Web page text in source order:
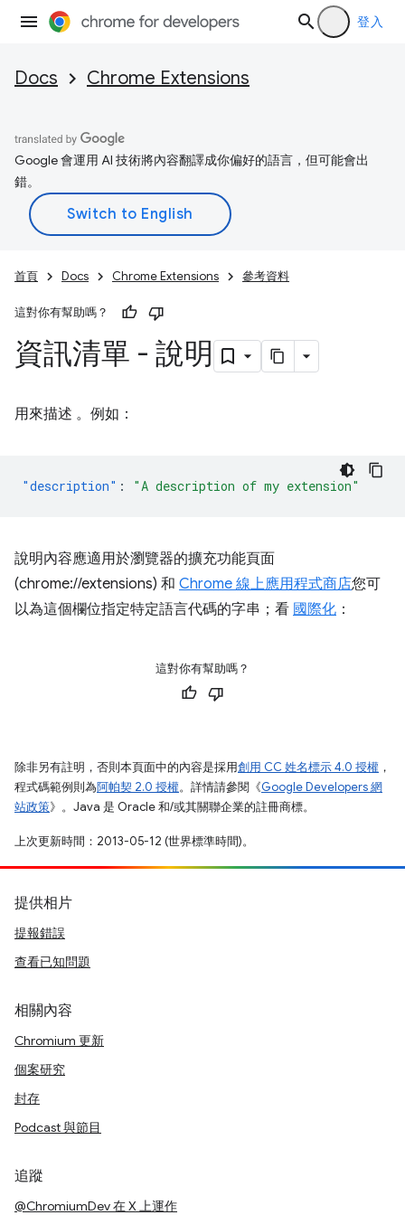
登入
Docs Chrome Extensions
Google 會運用 AI 技術將內容翻譯成你偏好的語言，但可能會出
錯。
首頁 Docs Chrome Extensions 參考資料
這對你有幫助嗎？
資訊清單 - 說明
用來描述 。例如：
"description" : "A description of my extension"
說明內容應適用於瀏覽器的擴充功能頁面
(chrome://extensions) 和 Chrome 線上應用程式商店您可
以為這個欄位指定特定語言代碼的字串；看 國際化 ：
這對你有幫助嗎？
除非另有註明，否則本頁面中的內容是採用創用 CC 姓名標示 4.0 授權 ，
程式碼範例則為阿帕契 2.0 授權。詳情請參閱《Google Developers 網
站政策》。Java 是 Oracle 和/或其關聯企業的註冊商標。
上次更新時間：2013-05-12 (世界標準時間)。
提供相片
提報錯誤
查看已知問題
相關內容
Chromium 更新
個案研究
封存
Podcast 與節目
追蹤
@ChromiumDev 在 X 上運作